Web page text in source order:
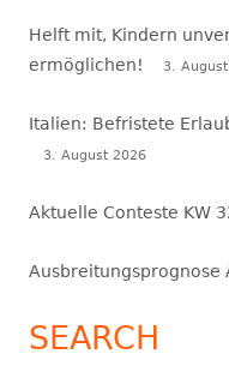
Helft mit, Kindern
ermöglichen!
3.
Italien: Befristete
3. August 2026
Aktuelle Conteste KW
Ausbreitungsprognose
SEARCH